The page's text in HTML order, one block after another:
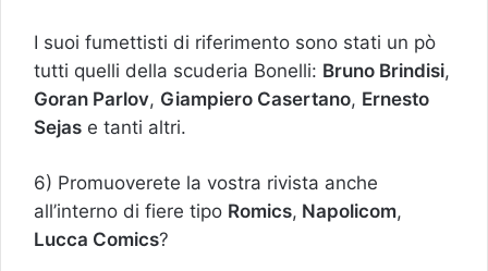
I suoi fumettisti di riferimento sono stati un pò
tutti quelli della scuderia Bonelli: Bruno Brindisi,
Goran Parlov, Giampiero Casertano, Ernesto
Sejas e tanti altri.
6) Promuoverete la vostra rivista anche
all’interno di fiere tipo Romics, Napolicom,
Lucca Comics?